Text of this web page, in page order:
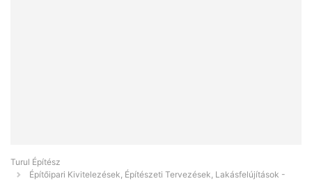
Turul Építész
Építőipari Kivitelezések, Építészeti Tervezések, Lakásfelújítások -